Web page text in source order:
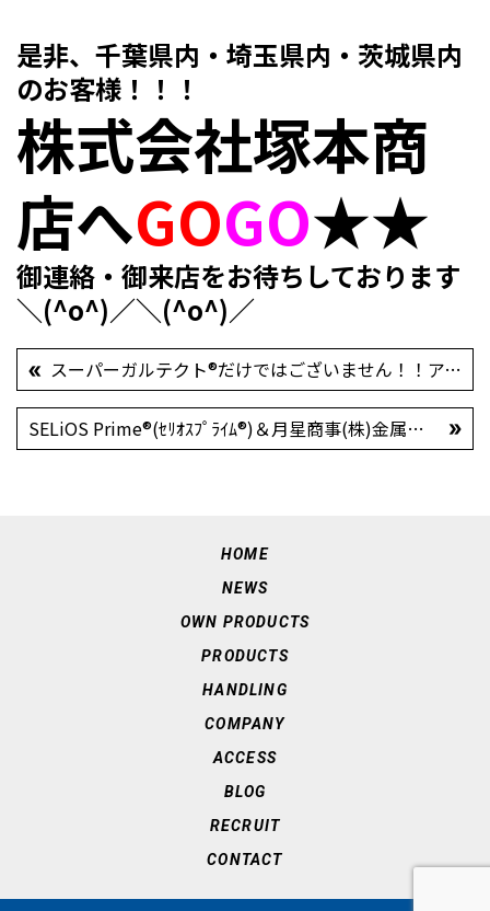
是非、千葉県内・埼玉県内・茨城県内
のお客様！！！
株式会社塚本商
店へGOGO★★
御連絡・御来店をお待ちしております
＼(^o^)／＼(^o^)／
スーパーガルテクト®だけではございません！！アイジーサイディングも◎
SELiOS Prime®(ｾﾘｵｽﾌﾟﾗｲﾑ®)＆月星商事(株)金属屋根外装建材成形品の御紹介！！
HOME
NEWS
OWN PRODUCTS
PRODUCTS
HANDLING
COMPANY
ACCESS
BLOG
RECRUIT
CONTACT